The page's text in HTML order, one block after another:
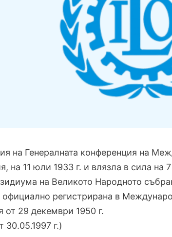
на Генералната конференция на
на 11 юли 1933 г. и влязла в сила на
на Великото Народното
официално регистрирана в
от 29 декември 1950 г.
г.)